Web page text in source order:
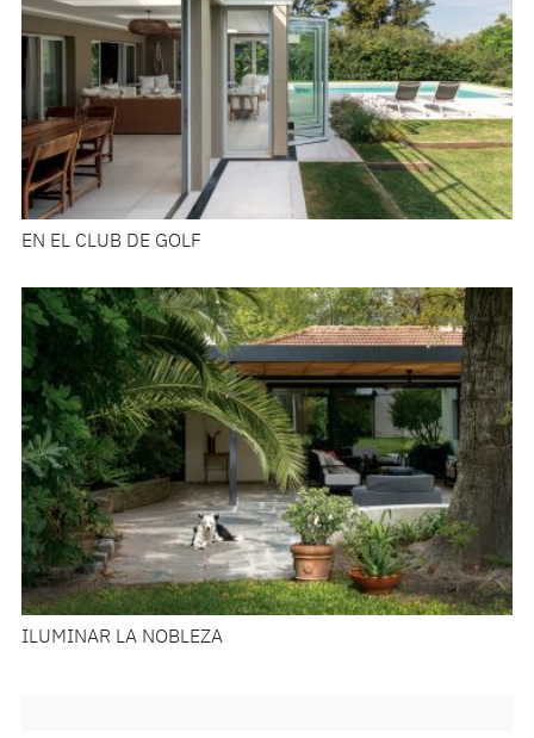
EN EL CLUB DE GOLF
ILUMINAR LA NOBLEZA